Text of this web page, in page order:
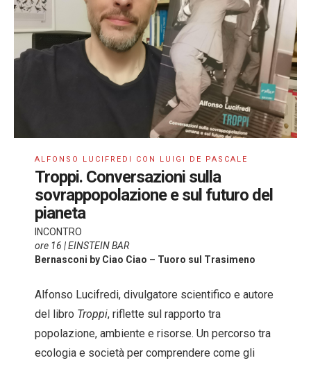
ALFONSO LUCIFREDI CON LUIGI DE PASCALE
Troppi. Conversazioni sulla
sovrappopolazione e sul futuro del
pianeta
INCONTRO
ore 16 | EINSTEIN BAR
Bernasconi by Ciao Ciao – Tuoro sul Trasimeno
Alfonso Lucifredi, divulgatore scientifico e autore
del libro Troppi, riflette sul rapporto tra
popolazione, ambiente e risorse. Un percorso tra
ecologia e società per comprendere come gli